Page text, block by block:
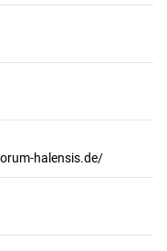
halensis.de/